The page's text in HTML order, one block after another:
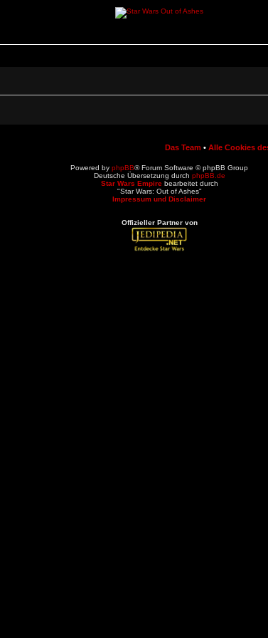
Das Team • Alle Cookies
Powered by phpBB® Forum Software © phpBB Group
Deutsche Übersetzung durch phpBB.de
Star Wars Empirebearbeitet durch
"Star Wars: Out of Ashes"
Impressum und Disclaimer
Offizieller Partner von